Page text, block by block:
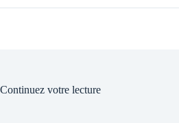
Continuez votre lecture